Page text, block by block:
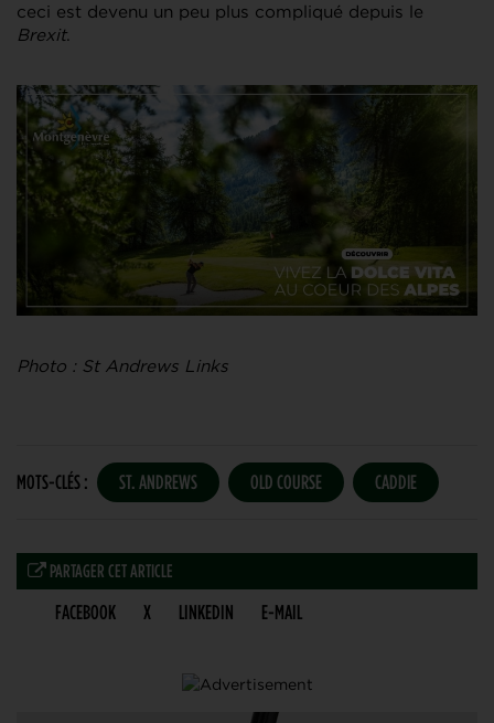
ceci est devenu un peu plus compliqué depuis le
Brexit.
Photo : St Andrews Links
MOTS-CLÉS : ST. ANDREWS OLD COURSE CADDIE
PARTAGER CET ARTICLE
FACEBOOK X LINKEDIN E-MAIL